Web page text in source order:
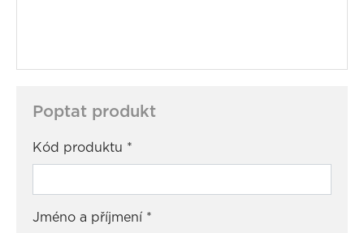
Poptat produkt
Kód produktu *
Jméno a příjmení *